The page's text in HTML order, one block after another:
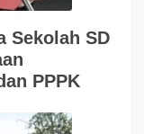
Sekolah SD
PPPK